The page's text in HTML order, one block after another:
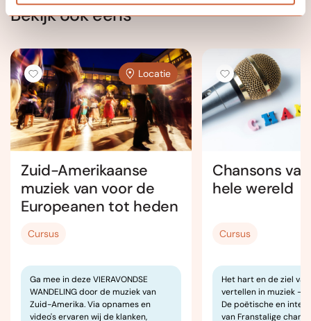
Bekijk ook eens
Locatie
Zuid-Amerikaanse
muziek van voor de
Europeanen tot heden
Cursus
Ga mee in deze VIERAVONDSE
WANDELING door de muziek van
Zuid-Amerika. Via opnames en
video's ervaren wij de klanken,
Chansons
hele wereld
Cursus
Het hart en de ziel
vertellen in muziek –
De poëtische en
van Franstalige